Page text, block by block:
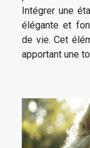
Intégrer une
élégante et
de vie. Cet
apportant une